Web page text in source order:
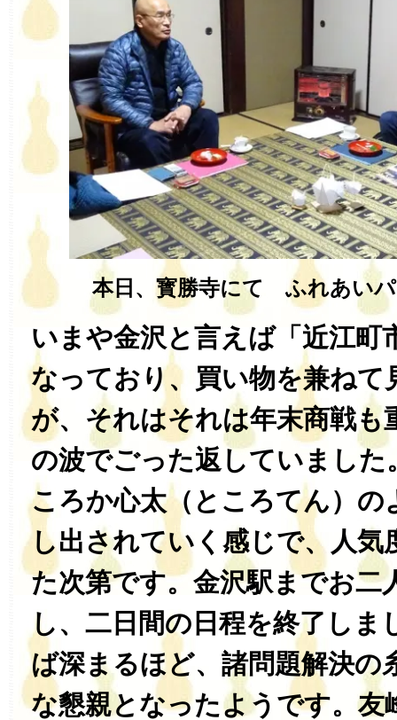
本日、寳勝寺にて ふれあい
いまや金沢と言えば「近江町
なっており、買い物を兼ねて
が、それはそれは年末商戦も
の波でごった返していました
ころか心太（ところてん）の
し出されていく感じで、人気
た次第です。金沢駅までお二
し、二日間の日程を終了しま
ば深まるほど、諸問題解決の
な懇親となったようです。友